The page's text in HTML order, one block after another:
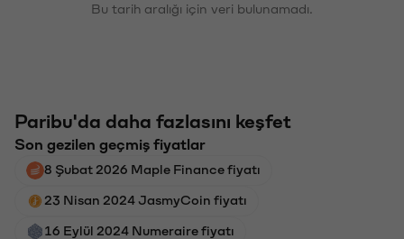
Bu tarih aralığı için veri bulunamadı.
Paribu'da daha fazlasını keşfet
Son gezilen geçmiş fiyatlar
8 Şubat 2026 Maple Finance fiyatı
23 Nisan 2024 JasmyCoin fiyatı
16 Eylül 2024 Numeraire fiyatı